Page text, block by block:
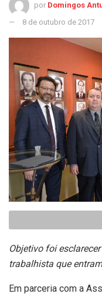
por Domingos
8 de outubro de 2017
Objetivo foi
trabalhista que
Em parceria com a